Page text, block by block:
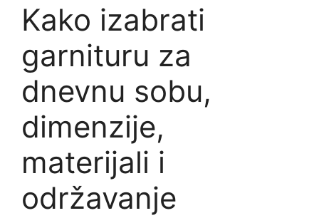
Kako izabrati
garnituru za
dnevnu sobu,
dimenzije,
materijali i
održavanje